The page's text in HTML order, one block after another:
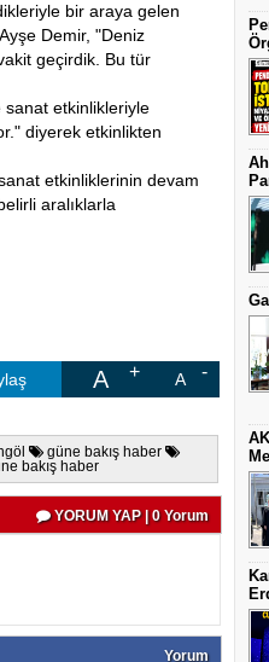
bir araya gelen
Demir, "Deniz
geçirdik. Bu tür
sanat etkinlikleriyle
diyerek etkinlikten
etkinliklerinin devam
aralıklarla
A A
güne bakış haber
bakış haber
YORUM YAP | 0 Yorum
Yorum